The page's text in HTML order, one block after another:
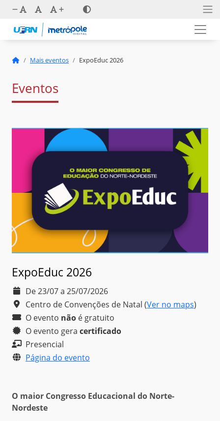
Mais eventos ExpoEduc 2026
Eventos
ExpoEduc 2026
De 23/07 a 25/07/2026
Centro de Convenções de Natal (Ver no maps)
O evento não é gratuito
O evento gera certificado
Presencial
Página do evento
O maior Congresso Educacional do Norte-
Nordeste